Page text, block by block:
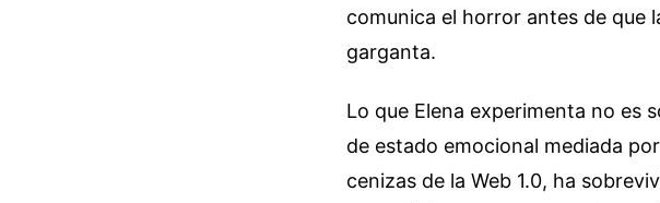
comunica el horror antes de que
garganta.
Lo que Elena experimenta no es
de estado emocional mediada
cenizas de la Web 1.0, ha